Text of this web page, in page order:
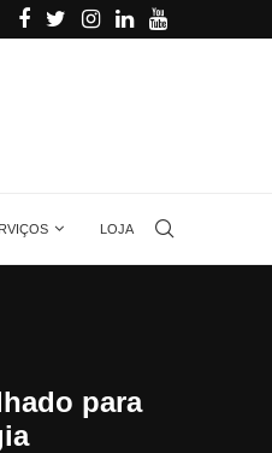
quanta energia gera uma placa
LOJA
para